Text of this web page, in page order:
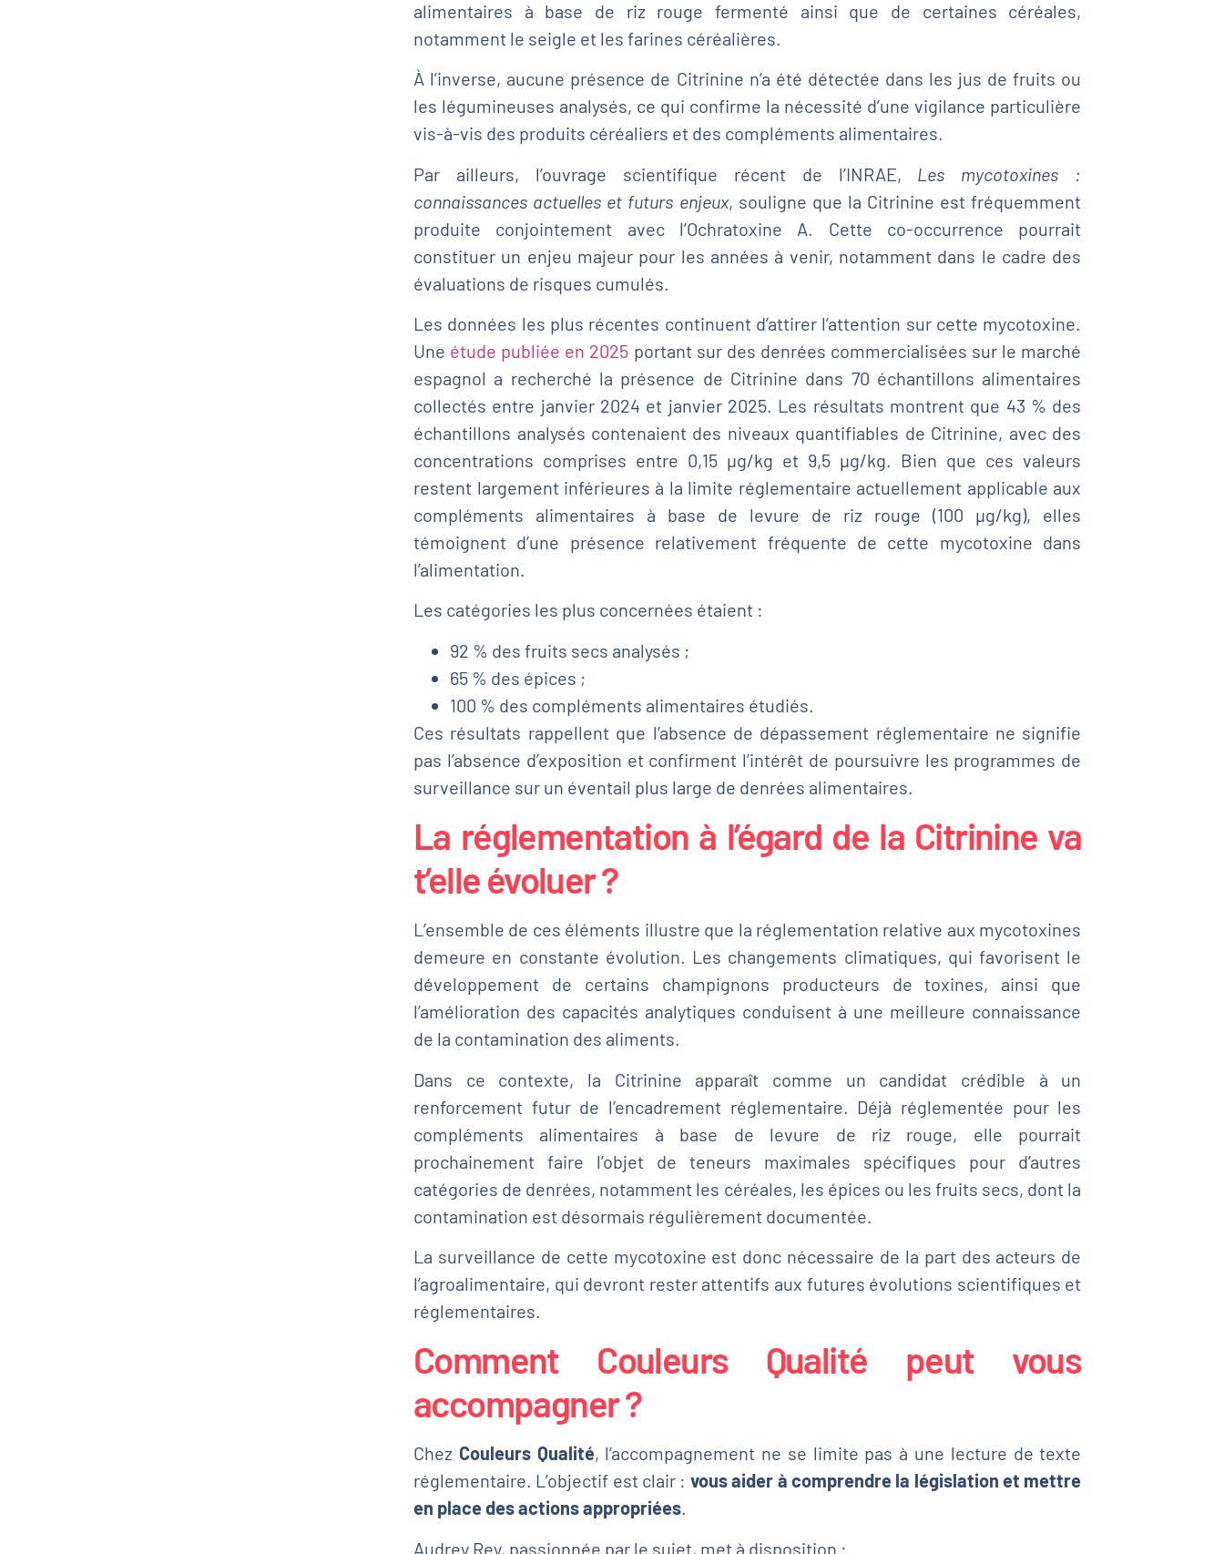
alimentaires à base de riz rouge fermenté ainsi que de certaines céréales,
notamment le seigle et les farines céréalières.
À l’inverse, aucune présence de Citrinine n’a été détectée dans les jus de fruits ou
les légumineuses analysés, ce qui confirme la nécessité d’une vigilance particulière
vis-à-vis des produits céréaliers et des compléments alimentaires.
Par ailleurs, l’ouvrage scientifique récent de l’INRAE, Les mycotoxines :
connaissances actuelles et futurs enjeux, souligne que la Citrinine est fréquemment
produite conjointement avec l’Ochratoxine A. Cette co-occurrence pourrait
constituer un enjeu majeur pour les années à venir, notamment dans le cadre des
évaluations de risques cumulés.
Les données les plus récentes continuent d’attirer l’attention sur cette mycotoxine.
Une étude publiée en 2025 portant sur des denrées commercialisées sur le marché
espagnol a recherché la présence de Citrinine dans 70 échantillons alimentaires
collectés entre janvier 2024 et janvier 2025. Les résultats montrent que 43 % des
échantillons analysés contenaient des niveaux quantifiables de Citrinine, avec des
concentrations comprises entre 0,15 µg/kg et 9,5 µg/kg. Bien que ces valeurs
restent largement inférieures à la limite réglementaire actuellement applicable aux
compléments alimentaires à base de levure de riz rouge (100 µg/kg), elles
témoignent d’une présence relativement fréquente de cette mycotoxine dans
l’alimentation.
Les catégories les plus concernées étaient :
92 % des fruits secs analysés ;
65 % des épices ;
100 % des compléments alimentaires étudiés.
Ces résultats rappellent que l’absence de dépassement réglementaire ne signifie
pas l’absence d’exposition et confirment l’intérêt de poursuivre les programmes de
surveillance sur un éventail plus large de denrées alimentaires.
La réglementation à l’égard de la Citrinine va
t’elle évoluer ?
L’ensemble de ces éléments illustre que la réglementation relative aux mycotoxines
demeure en constante évolution. Les changements climatiques, qui favorisent le
développement de certains champignons producteurs de toxines, ainsi que
l’amélioration des capacités analytiques conduisent à une meilleure connaissance
de la contamination des aliments.
Dans ce contexte, la Citrinine apparaît comme un candidat crédible à un
renforcement futur de l’encadrement réglementaire. Déjà réglementée pour les
compléments alimentaires à base de levure de riz rouge, elle pourrait
prochainement faire l’objet de teneurs maximales spécifiques pour d’autres
catégories de denrées, notamment les céréales, les épices ou les fruits secs, dont la
contamination est désormais régulièrement documentée.
La surveillance de cette mycotoxine est donc nécessaire de la part des acteurs de
l’agroalimentaire, qui devront rester attentifs aux futures évolutions scientifiques et
réglementaires.
Comment Couleurs Qualité peut vous
accompagner ?
Chez Couleurs Qualité, l’accompagnement ne se limite pas à une lecture de texte
réglementaire. L’objectif est clair : vous aider à comprendre la législation et mettre
en place des actions appropriées.
Audrey Rey, passionnée par le sujet, met à disposition :